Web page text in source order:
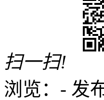
扫一扫!
浏览： - 发